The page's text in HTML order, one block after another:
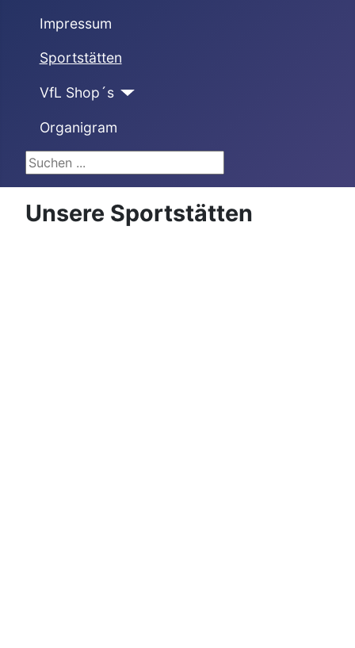
Impressum
Sportstätten
VfL Shop´s
Organigram
Suchen ...
Unsere Sportstätten